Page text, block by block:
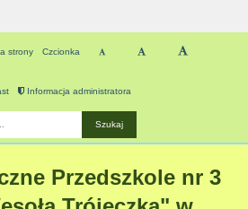
strony Czcionka
Informacja administratora
Przedszkole nr 3